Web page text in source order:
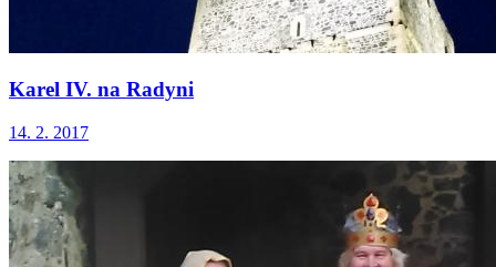
Karel IV. na Radyni
14. 2. 2017